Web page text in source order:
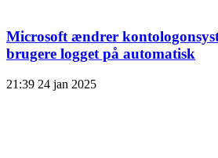
Microsoft ændrer
brugere logget på automatisk
21:39 24 jan 2025